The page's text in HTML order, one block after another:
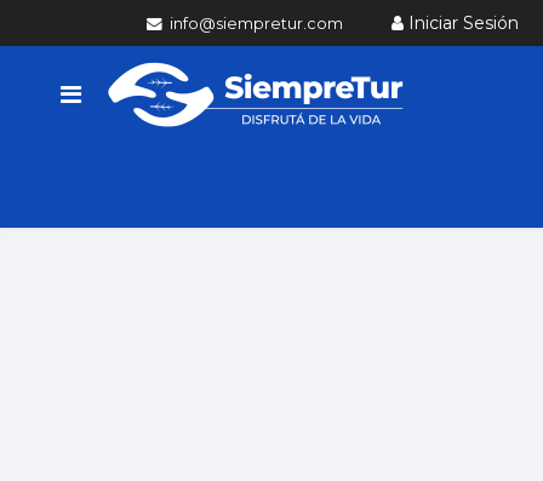
Iniciar Sesión
info@siempretur.com